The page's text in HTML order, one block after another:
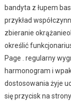
bandyta z łupem
przykład
zbieranie
określić
Page . regularny
harmonogram i
dostosowania żyje
się przycisk na